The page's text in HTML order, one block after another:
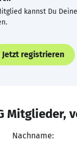
kannst Du
Jetzt registrieren
Mitglieder,
Nachname: